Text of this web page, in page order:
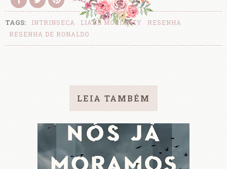
TAGS: INTRINSECA LIANE MORIARTY
RESENHA
RESENHA DE RONALDO
LEIA TAMBÉM